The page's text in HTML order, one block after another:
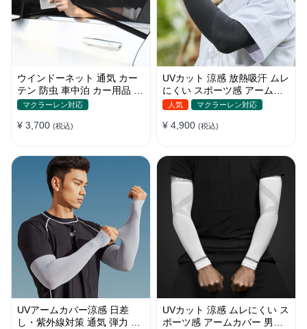
ウインドーネット 通気 カー
テン 防虫 車中泊 カー用品 網
戸 取付簡単
マクラーレン対応
¥ 3,700 (税込)
UVカット 涼感 放熱吸汗 ムレ
にくい スポーツ感 アームカ
バー 男女汎用
人気 マクラーレン対応
¥ 4,900 (税込)
UVアームカバー涼感 日差
し・紫外線対策 通気 弾力 ス
UVカット 涼感 ムレにくい ス
ポーツ感 アームカバー 男女